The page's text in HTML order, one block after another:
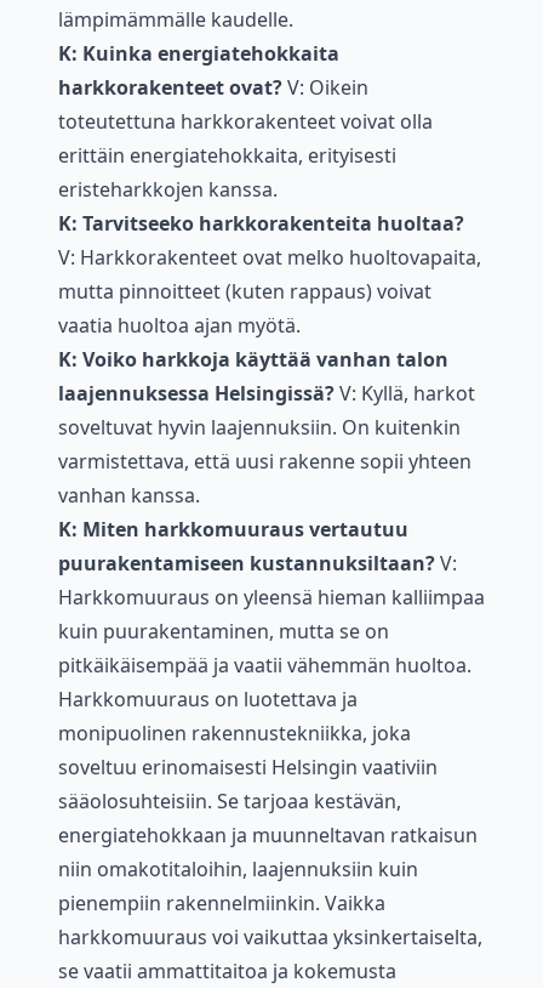
lämpimämmälle kaudelle.
K: Kuinka energiatehokkaita
harkkorakenteet ovat?V: Oikein
toteutettuna harkkorakenteet voivat olla
erittäin energiatehokkaita, erityisesti
eristeharkkojen kanssa.
K: Tarvitseeko harkkorakenteita huoltaa?
V: Harkkorakenteet ovat melko huoltovapaita,
mutta pinnoitteet (kuten rappaus) voivat
vaatia huoltoa ajan myötä.
K: Voiko harkkoja käyttää vanhan talon
laajennuksessa Helsingissä?V: Kyllä, harkot
soveltuvat hyvin laajennuksiin. On kuitenkin
varmistettava, että uusi rakenne sopii yhteen
vanhan kanssa.
K: Miten harkkomuuraus vertautuu
puurakentamiseen kustannuksiltaan?V:
Harkkomuuraus on yleensä hieman kalliimpaa
kuin puurakentaminen, mutta se on
pitkäikäisempää ja vaatii vähemmän huoltoa.
Harkkomuuraus on luotettava ja
monipuolinen rakennustekniikka, joka
soveltuu erinomaisesti Helsingin vaativiin
sääolosuhteisiin. Se tarjoaa kestävän,
energiatehokkaan ja muunneltavan ratkaisun
niin omakotitaloihin, laajennuksiin kuin
pienempiin rakennelmiinkin. Vaikka
harkkomuuraus voi vaikuttaa yksinkertaiselta,
se vaatii ammattitaitoa ja kokemusta